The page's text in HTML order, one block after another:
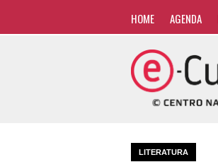
HOME AGENDA
LITERATURA